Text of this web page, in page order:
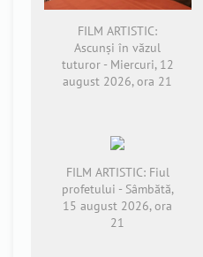
FILM ARTISTIC:
Ascunși în văzul
tuturor - Miercuri, 12
august 2026, ora 21
FILM ARTISTIC: Fiul
profetului - Sâmbătă,
15 august 2026, ora
21